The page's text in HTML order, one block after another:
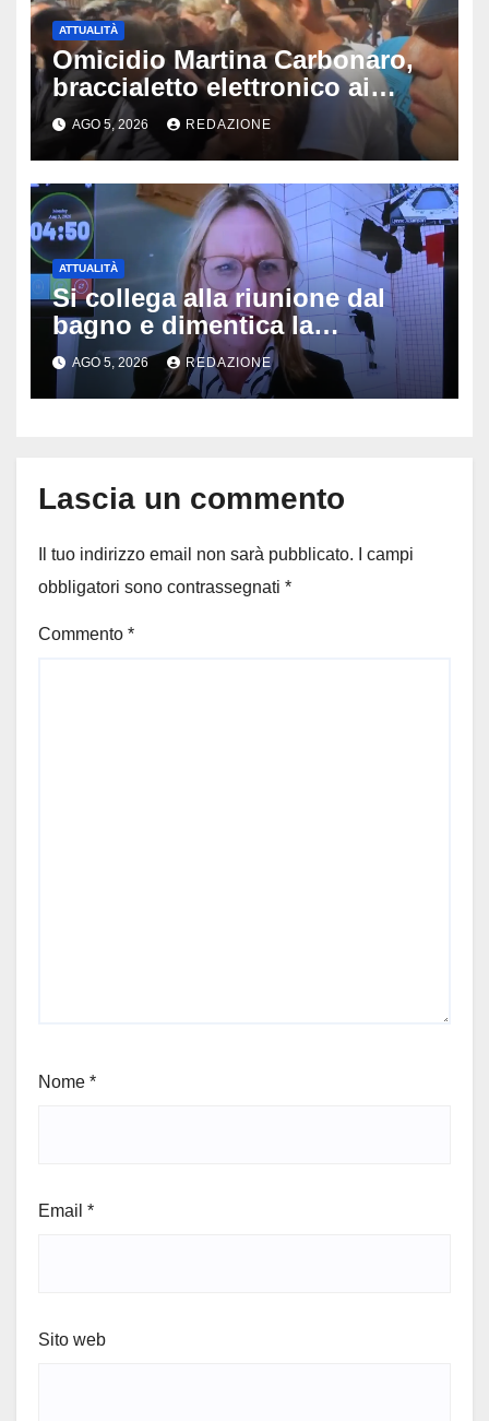
ATTUALITÀ
Omicidio Martina Carbonaro,
braccialetto elettronico ai
genitori della 14enne: non
potranno avvicinarsi alla
famiglia di Alessio Tucci
AGO 5, 2026 REDAZIONE
ATTUALITÀ
Si collega alla riunione dal
bagno e dimentica la
telecamera accesa: tutti
vedono il bucato, il video
diventa virale
AGO 5, 2026 REDAZIONE
Lascia un commento
Il tuo indirizzo email non sarà pubblicato.
I campi
obbligatori sono contrassegnati *
Commento *
Nome *
Email *
Sito web